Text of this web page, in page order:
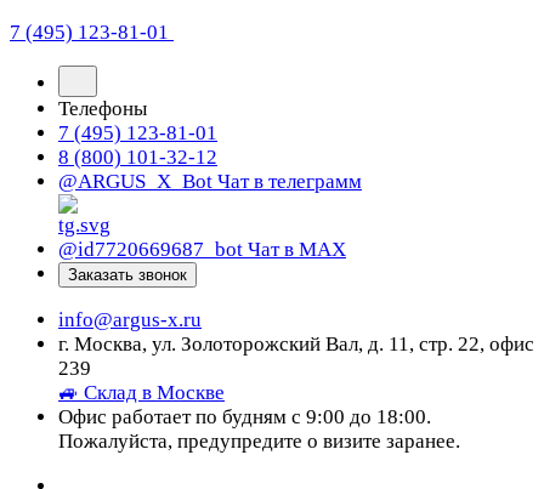
7 (495) 123-81-01
Телефоны
7 (495) 123-81-01
8 (800) 101-32-12
@ARGUS_X_Bot Чат в телеграмм
@id7720669687_bot Чат в МАХ
Заказать звонок
info@argus-x.ru
г. Москва, ул. Золоторожский Вал, д. 11, стр. 22, офис
239
🚙 Склад в Москве
Офис работает по будням с 9:00 до 18:00.
Пожалуйста, предупредите о визите заранее.